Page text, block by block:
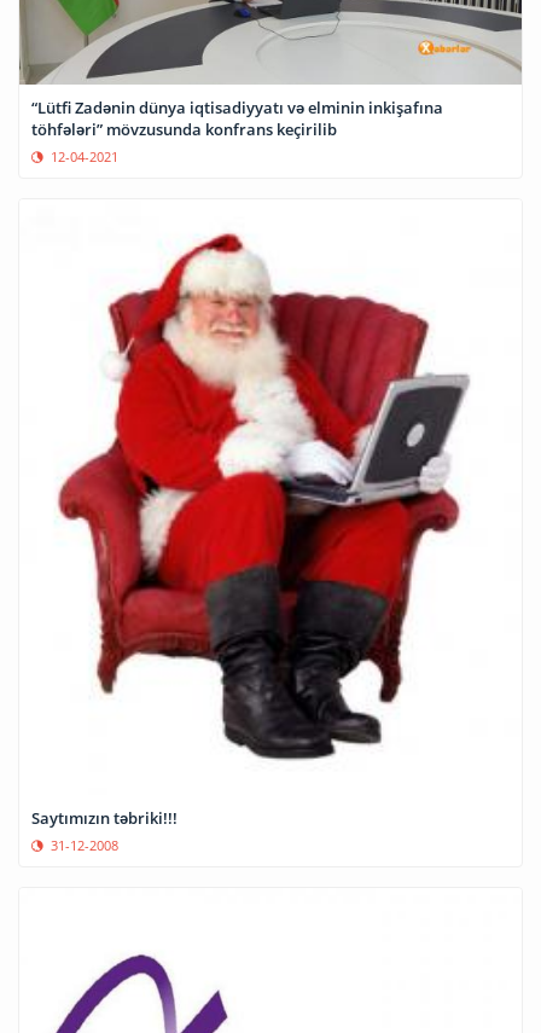
“Lütfi Zadənin dünya iqtisadiyyatı və elminin inkişafına
töhfələri” mövzusunda konfrans keçirilib
12-04-2021
Saytımızın təbriki!!!
31-12-2008